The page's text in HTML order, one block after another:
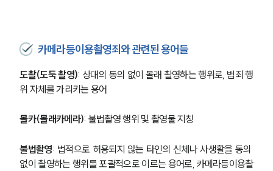
카메라등이용촬영죄와 관련된 용어들
도촬(도둑 촬영): 상대의 동의 없이 몰래 촬영하는 행위로, 범죄 행
위 자체를 가리키는 용어
몰카(몰래카메라): 불법촬영 행위 및 촬영물 지칭
불법촬영: 법적으로 허용되지 않는 타인의 신체나 사생활을 동의
없이 촬영하는 행위를 포괄적으로 이르는 용어로, 카메라등이용촬